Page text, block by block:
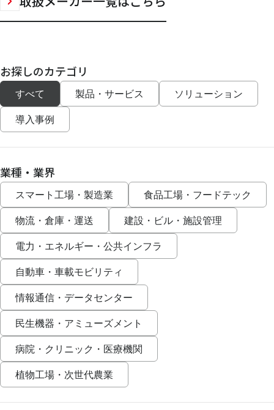
お探しのカテゴリ
すべて 製品・サービス ソリューション
導入事例
業種・業界
スマート工場・製造業 食品工場・フードテック
物流・倉庫・運送 建設・ビル・施設管理
電力・エネルギー・公共インフラ
自動車・車載モビリティ
情報通信・データセンター
民生機器・アミューズメント
病院・クリニック・医療機関
植物工場・次世代農業